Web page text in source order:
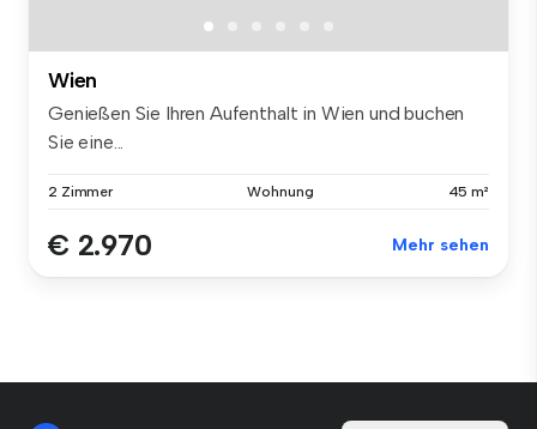
Wien
Genießen Sie Ihren Aufenthalt in Wien und buchen
Sie eine...
2 Zimmer Wohnung 45 m²
€ 2.970 Mehr sehen